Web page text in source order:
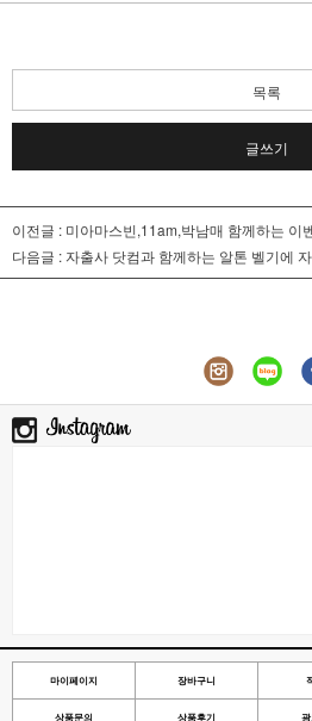
목록
글쓰기
이전글 : 미아마스빈,11am,박남매 함께하는 이
다음글 : 자출사 닷컴과 함께하는 알톤 벨기에
마이페이지 장바구니
상품문의 상품후기